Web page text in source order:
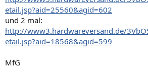
etail.jsp?aid=25560&agid=602
und 2 mal:
http://www3.hardwareversand.de/
etail.jsp?aid=18568&agid=599
MfG